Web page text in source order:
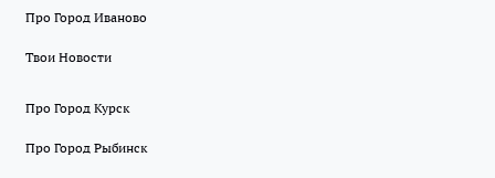
Про Город Иваново
Твои Новости
Про Город Курск
Про Город Рыбинск